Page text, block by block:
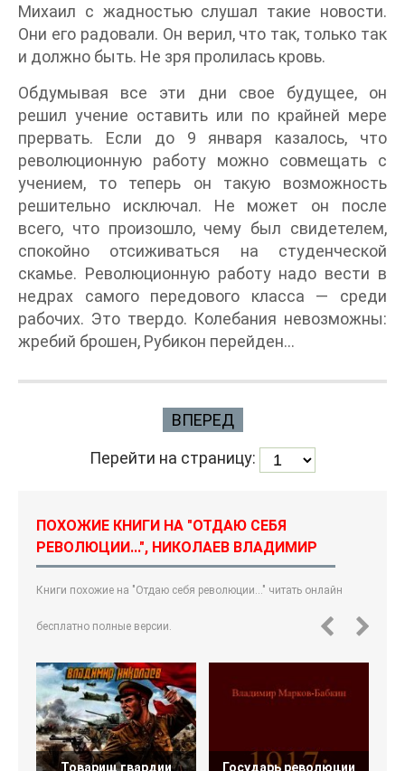
Михаил с жадностью слушал такие новости.
Они его радовали. Он верил, что так, только так
и должно быть. Не зря пролилась кровь.
Обдумывая все эти дни свое будущее, он
решил учение оставить или по крайней мере
прервать. Если до 9 января казалось, что
революционную работу можно совмещать с
учением, то теперь он такую возможность
решительно исключал. Не может он после
всего, что произошло, чему был свидетелем,
спокойно отсиживаться на студенческой
скамье. Революционную работу надо вести в
недрах самого передового класса — среди
рабочих. Это твердо. Колебания невозможны:
жребий брошен, Рубикон перейден…
ВПЕРЕД
Перейти на страницу:
ПОХОЖИЕ КНИГИ НА "ОТДАЮ СЕБЯ
РЕВОЛЮЦИИ...", НИКОЛАЕВ ВЛАДИМИР
Книги похожие на "Отдаю себя революции..." читать онлайн
бесплатно полные версии.
Товарищ гвардии
Государь революции